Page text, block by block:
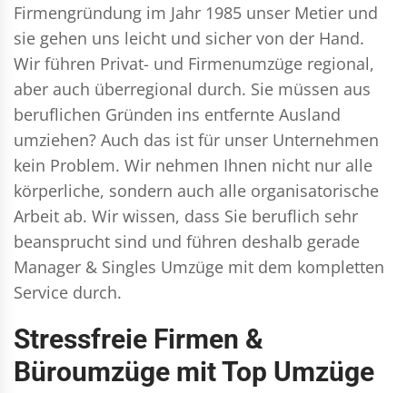
Firmengründung im Jahr 1985 unser Metier und
sie gehen uns leicht und sicher von der Hand.
Wir führen Privat- und Firmenumzüge regional,
aber auch überregional durch. Sie müssen aus
beruflichen Gründen ins entfernte Ausland
umziehen? Auch das ist für unser Unternehmen
kein Problem. Wir nehmen Ihnen nicht nur alle
körperliche, sondern auch alle organisatorische
Arbeit ab. Wir wissen, dass Sie beruflich sehr
beansprucht sind und führen deshalb gerade
Manager & Singles Umzüge mit dem kompletten
Service durch.
Stressfreie Firmen &
Büroumzüge mit Top Umzüge